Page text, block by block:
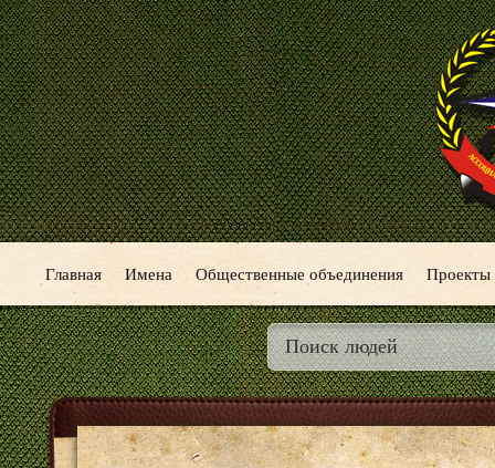
Главная Имена Общественные объединения Проекты